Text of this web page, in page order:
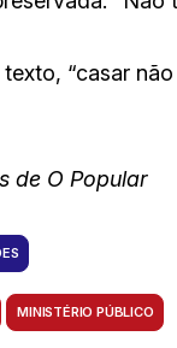
“casar
de O Popular
MINISTÉRIO PÚBLICO